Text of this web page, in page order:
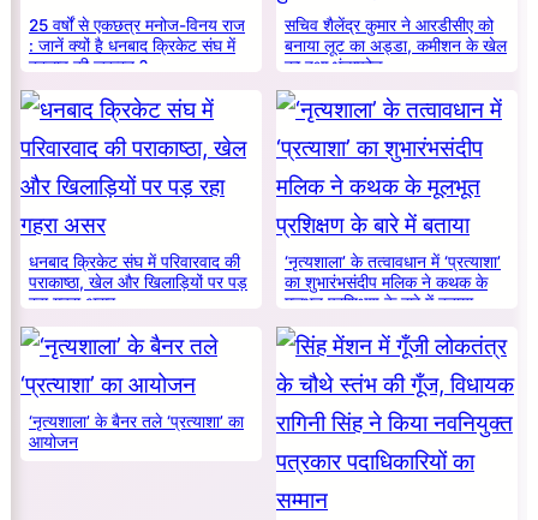
25 वर्षों से एकछत्र मनोज-विनय राज
: जानें क्यों है धनबाद क्रिकेट संघ में
बदलाव की जरूरत ?
सचिव शैलेंद्र कुमार ने आरडीसीए को
बनाया लूट का अड्डा, कमीशन के खेल
का हुआ भंडाफोड़
धनबाद क्रिकेट संघ में परिवारवाद की
पराकाष्ठा, खेल और खिलाड़ियों पर पड़
रहा गहरा असर
‘नृत्यशाला’ के तत्वावधान में ‘प्रत्याशा’
का शुभारंभसंदीप मलिक ने कथक के
मूलभूत प्रशिक्षण के बारे में बताया
‘नृत्यशाला’ के बैनर तले ‘प्रत्याशा’ का
आयोजन